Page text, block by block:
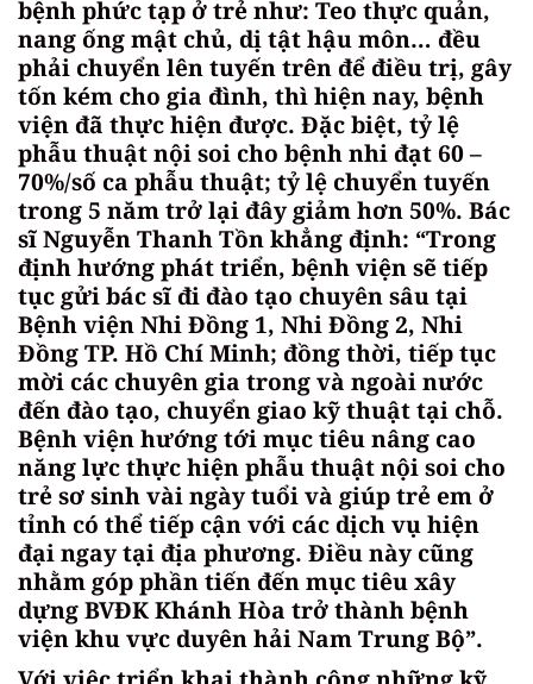
bệnh phức tạp ở trẻ như: Teo thực quản,
nang ống mật chủ, dị tật hậu môn… đều
phải chuyển lên tuyến trên để điều trị, gây
tốn kém cho gia đình, thì hiện nay, bệnh
viện đã thực hiện được. Đặc biệt, tỷ lệ
phẫu thuật nội soi cho bệnh nhi đạt 60 –
70%/số ca phẫu thuật; tỷ lệ chuyển tuyến
trong 5 năm trở lại đây giảm hơn 50%. Bác
sĩ Nguyễn Thanh Tồn khẳng định: “Trong
định hướng phát triển, bệnh viện sẽ tiếp
tục gửi bác sĩ đi đào tạo chuyên sâu tại
Bệnh viện Nhi Đồng 1, Nhi Đồng 2, Nhi
Đồng TP. Hồ Chí Minh; đồng thời, tiếp tục
mời các chuyên gia trong và ngoài nước
đến đào tạo, chuyển giao kỹ thuật tại chỗ.
Bệnh viện hướng tới mục tiêu nâng cao
năng lực thực hiện phẫu thuật nội soi cho
trẻ sơ sinh vài ngày tuổi và giúp trẻ em ở
tỉnh có thể tiếp cận với các dịch vụ hiện
đại ngay tại địa phương. Điều này cũng
nhằm góp phần tiến đến mục tiêu xây
dựng BVĐK Khánh Hòa trở thành bệnh
viện khu vực duyên hải Nam Trung Bộ”.